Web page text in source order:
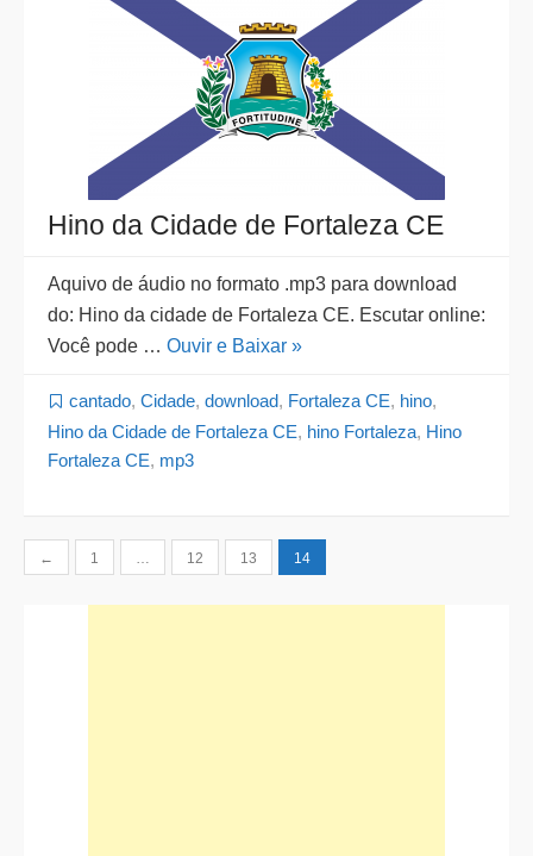
Hino da Cidade de Fortaleza CE
Aquivo de áudio no formato .mp3 para download
do: Hino da cidade de Fortaleza CE. Escutar online:
Você pode … Ouvir e Baixar »
cantado, Cidade, download, Fortaleza CE, hino,
Hino da Cidade de Fortaleza CE, hino Fortaleza, Hino
Fortaleza CE, mp3
Paginação
← 1 … 12 13 14